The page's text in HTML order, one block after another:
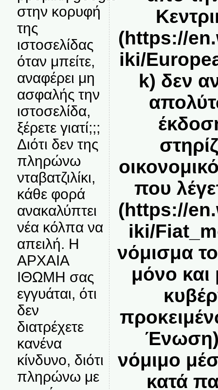
στην κορυφή
της
ιστοσελίδας
όταν μπείτε,
αναφέρει μη
ασφαλής την
ιστοσελίδα,
ξέρετε γιατί;;;
Διότι δεν της
πληρώνω
νταβατζιλίκι,
κάθε φορά
ανακαλύπτει
νέα κόλπα να
απειλή. Η
ΑΡΧΑΙΑ
ΙΘΩΜΗ σας
εγγυάται, ότι
δεν
διατρέχετε
κανένα
κίνδυνο, διότι
πληρώνω με
(https://
iki/
k) δεν
που
(https://
iki/
νόμισμα
μόνο και
Ένωση)
νόμιμο
κατά